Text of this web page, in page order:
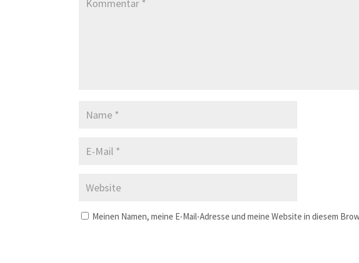
Meinen Namen, meine E-Mail-Adresse und meine Website in diesem